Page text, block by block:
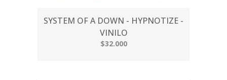
SYSTEM OF A DOWN - HYPNOTIZE -
VINILO
$32.000